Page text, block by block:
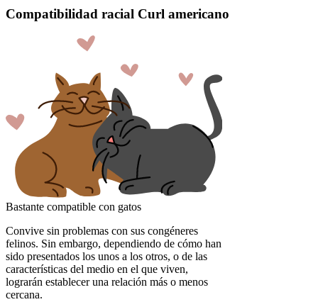
Compatibilidad racial Curl americano
Bastante compatible con gatos
Convive sin problemas con sus congéneres
felinos. Sin embargo, dependiendo de cómo han
sido presentados los unos a los otros, o de las
características del medio en el que viven,
lograrán establecer una relación más o menos
cercana.